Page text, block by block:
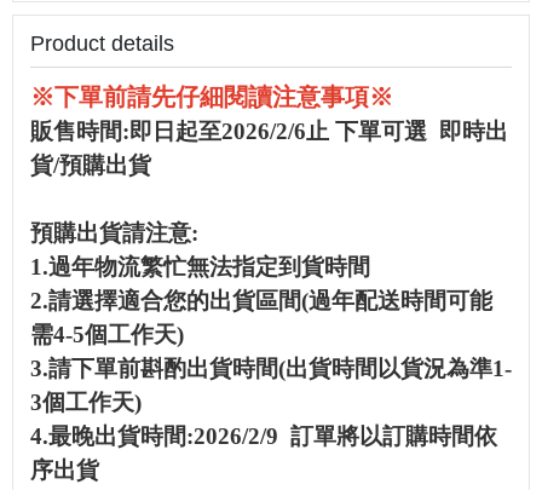
Product details
※下單前請先仔細閱讀注意事項※
販售時間:即日起至2026/2/6止 下單可選 即時出
貨/預購出貨
預購出貨請注意:
1.過年物流繁忙無法指定到貨時間
2.請選擇適合您的出貨區間(過年配送時間可能
需4-5個工作天)
3.請下單前斟酌出貨時間(出貨時間以貨況為準1-
3個工作天)
4.最晚出貨時間:2026/2/9 訂單將以訂購時間依
序出貨